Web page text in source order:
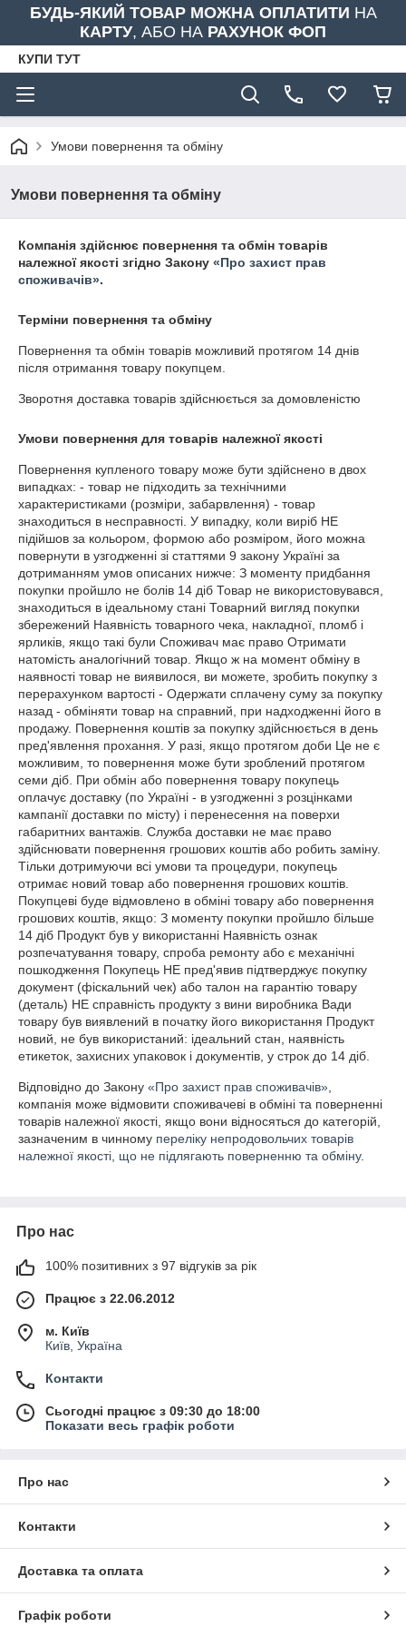
БУДЬ-ЯКИЙ ТОВАР МОЖНА ОПЛАТИТИ НА
КАРТУ, АБО НА РАХУНОК ФОП
КУПИ ТУТ
Умови повернення та обміну
Умови повернення та обміну
Компанія здійснює повернення та обмін товарів
належної якості згідно Закону «Про захист прав
споживачів».
Терміни повернення та обміну
Повернення та обмін товарів можливий протягом 14 днів
після отримання товару покупцем.
Зворотня доставка товарів здійснюється за домовленістю
Умови повернення для товарів належної якості
Повернення купленого товару може бути здійснено в двох
випадках: - товар не підходить за технічними
характеристиками (розміри, забарвлення) - товар
знаходиться в несправності. У випадку, коли виріб НЕ
підійшов за кольором, формою або розміром, його можна
повернути в узгодженні зі статтями 9 закону Україні за
дотриманням умов описаних нижче: З моменту придбання
покупки пройшло не болів 14 діб Товар не використовувався,
знаходиться в ідеальному стані Товарний вигляд покупки
збережений Наявність товарного чека, накладної, пломб і
ярликів, якщо такі були Споживач має право Отримати
натомість аналогічний товар. Якщо ж на момент обміну в
наявності товар не виявилося, ви можете, зробить покупку з
перерахунком вартості - Одержати сплачену суму за покупку
назад - обміняти товар на справний, при надходженні його в
продажу. Повернення коштів за покупку здійснюється в день
пред'явлення прохання. У разі, якщо протягом доби Це не є
можливим, то повернення може бути зроблений протягом
семи діб. При обмін або повернення товару покупець
оплачує доставку (по Україні - в узгодженні з розцінками
кампанії доставки по місту) і перенесення на поверхи
габаритних вантажів. Служба доставки не має право
здійснювати повернення грошових коштів або робить заміну.
Тільки дотримуючи всі умови та процедури, покупець
отримає новий товар або повернення грошових коштів.
Покупцеві буде відмовлено в обміні товару або повернення
грошових коштів, якщо: З моменту покупки пройшло більше
14 діб Продукт був у використанні Наявність ознак
розпечатування товару, спроба ремонту або є механічні
пошкодження Покупець НЕ пред'явив підтверджує покупку
документ (фіскальний чек) або талон на гарантію товару
(деталь) НЕ справність продукту з вини виробника Вади
товару був виявлений в початку його використання Продукт
новий, не був використаний: ідеальний стан, наявність
етикеток, захисних упаковок і документів, у строк до 14 діб.
Відповідно до Закону «Про захист прав споживачів»
компанія може відмовити споживачеві в обміні та поверненні
товарів належної якості, якщо вони відносяться до категорій,
зазначеним в чинному переліку непродовольчих товарів
належної якості, що не підлягають поверненню та обміну.
Про нас
100% позитивних з 97 відгуків за рік
Працює з 22.06.2012
м. Київ
Київ, Україна
Контакти
Сьогодні працює з 09:30 до 18:00
Показати весь графік роботи
Про нас
Контакти
Доставка та оплата
Графік роботи